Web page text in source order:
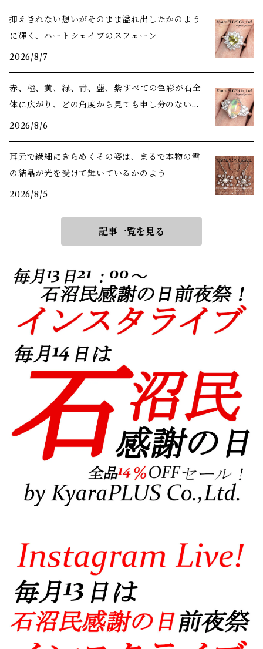
抑えきれない想いがそのまま溢れ出したかのよう
に輝く、ハートシェイプのスフェーン
2026/8/7
赤、橙、黄、緑、青、藍、紫――すべての色彩が石全
体に広がり、どの角度から見ても申し分のない美
しさ
2026/8/6
耳元で繊細にきらめくその姿は、まるで本物の雪
の結晶が光を受けて輝いているかのよう
2026/8/5
記事一覧を見る